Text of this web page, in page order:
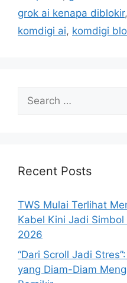
grok ai kenapa diblokir,
komdigi ai, komdigi
Search
for:
Recent Posts
TWS Mulai Terlihat
Kabel Kini Jadi Simbol
2026
“Dari Scroll Jadi
yang Diam-Diam